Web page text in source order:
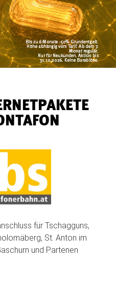
für Tschagguns,
St. Anton im
und Partenen